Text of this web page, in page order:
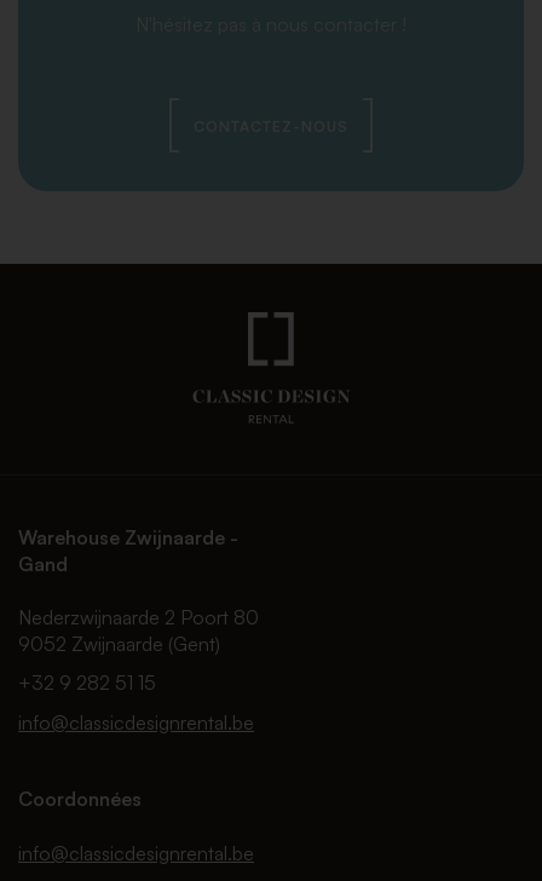
N'hésitez pas à nous contacter !
CONTACTEZ-NOUS
Warehouse Zwijnaarde -
Gand
Nederzwijnaarde 2 Poort 80
9052 Zwijnaarde (Gent)
+32 9 282 51 15
info@classicdesignrental.be
Coordonnées
info@classicdesignrental.be